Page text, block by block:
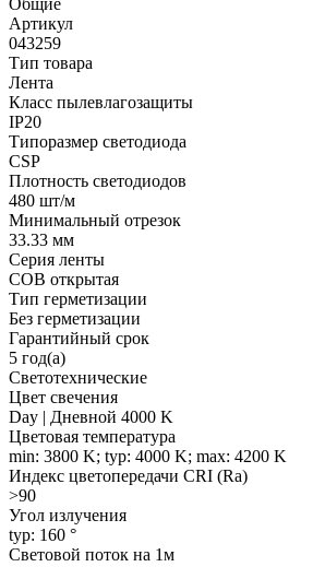
Артикул
043259
Тип товара
Лента
Класс пылевлагозащиты
IP20
Типоразмер светодиода
CSP
Плотность светодиодов
480 шт/м
Минимальный отрезок
33.33 мм
Серия ленты
COB открытая
Тип герметизации
Без герметизации
Гарантийный срок
5 год(а)
Светотехнические
Цвет свечения
Day | Дневной 4000 K
Цветовая температура
min: 3800 K; typ: 4000 K; max: 4200 K
Индекс цветопередачи CRI (Ra)
>90
Угол излучения
typ: 160 °
Световой поток на 1м